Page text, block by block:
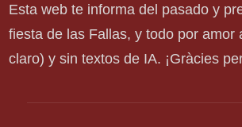
Esta web te informa del pasado y
fiesta de las Fallas, y todo por amor
claro) y sin textos de IA. ¡Gràcies